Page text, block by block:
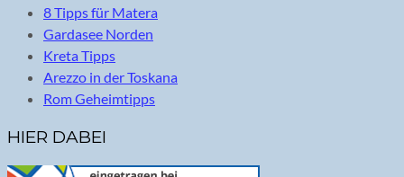
8 Tipps für Matera
Gardasee Norden
Kreta Tipps
Arezzo in der Toskana
Rom Geheimtipps
HIER DABEI